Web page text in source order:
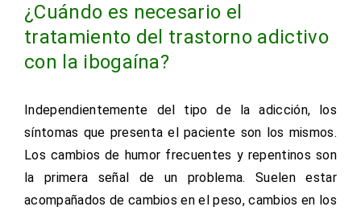
¿Cuándo es necesario el
tratamiento del trastorno adictivo
con la ibogaína?
Independientemente del tipo de la adicción, los
síntomas que presenta el paciente son los mismos.
Los cambios de humor frecuentes y repentinos son
la primera señal de un problema. Suelen estar
acompañados de cambios en el peso, cambios en los